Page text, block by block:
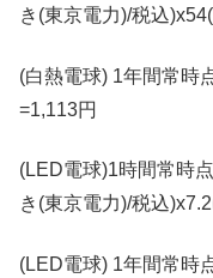
き(東京電力)/税込
(白熱電球) 1年間常時
=1,113円
(LED電球)1時間常時
き(東京電力)/税込
(LED電球) 1年間常時